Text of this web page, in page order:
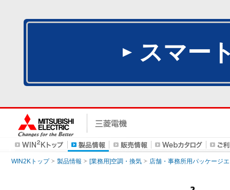
スマー
WIN2Kトップ 製品情報 [業務用]空調・換気 店舗・事務所用パッケージ